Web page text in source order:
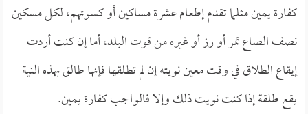
كفارة يمين مثلما تقدم إطعام عشرة مساكين أو كسوتهم، لكل مسكين
نصف الصاع تمر أو رز أو غيره من قوت البلد، أما إن كنت أردت
إيقاع الطلاق في وقت معين نويته إن لم تطلقها فإنها طالق بهذه النية
يقع طلقة إذا كنت نويت ذلك وإلا فالواجب كفارة يمين.